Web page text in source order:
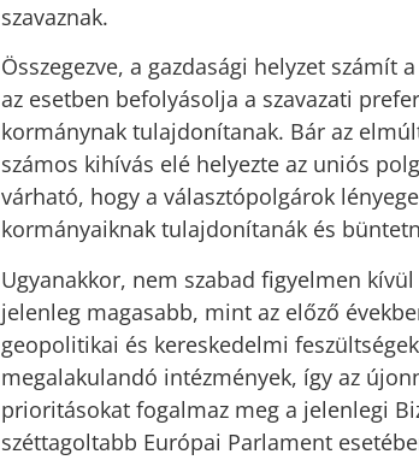
szavaznak.
Összegezve, a gazdasági helyzet számít
az esetben befolyásolja a szavazati
kormánynak tulajdonítanak. Bár az
számos kihívás elé helyezte az uniós
várható, hogy a választópolgárok
kormányaiknak tulajdonítanák és
Ugyanakkor, nem szabad figyelmen
jelenleg magasabb, mint az előző
geopolitikai és kereskedelmi
megalakulandó intézmények, így az
prioritásokat fogalmaz meg a jelenlegi
széttagoltabb Európai Parlament